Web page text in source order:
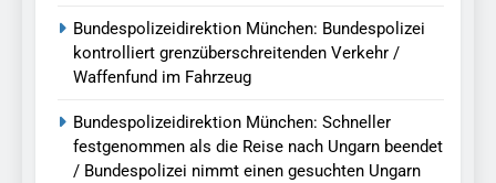
Bundespolizeidirektion München: Bundespolizei
kontrolliert grenzüberschreitenden Verkehr /
Waffenfund im Fahrzeug
Bundespolizeidirektion München: Schneller
festgenommen als die Reise nach Ungarn beendet
/ Bundespolizei nimmt einen gesuchten Ungarn